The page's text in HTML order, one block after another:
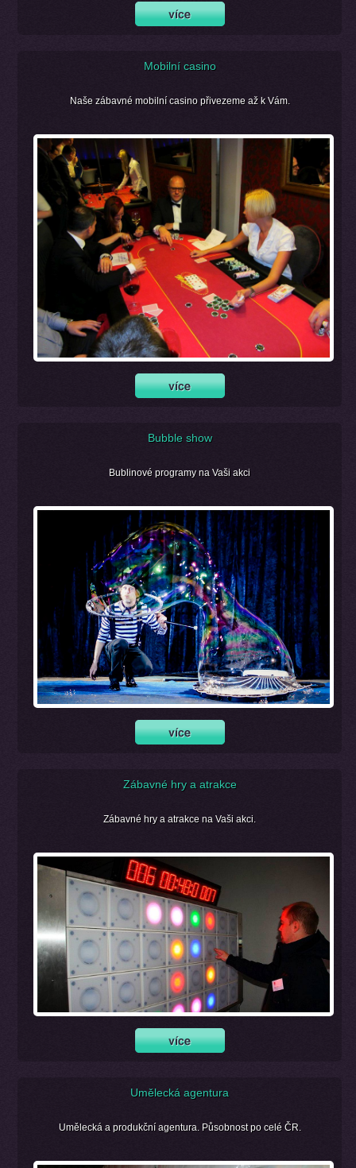
Mobilní casino
Naše zábavné mobilní casino přivezeme až k Vám.
Bubble show
Bublinové programy na Vaši akci
Zábavné hry a atrakce
Zábavné hry a atrakce na Vaši akci.
Umělecká agentura
Umělecká a produkční agentura. Působnost po celé ČR.